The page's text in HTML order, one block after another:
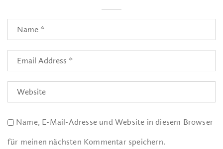
Name, E-Mail-Adresse und Website in diesem Browser
für meinen nächsten Kommentar speichern.